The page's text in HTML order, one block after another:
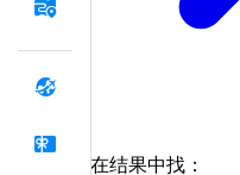
在结果中找：